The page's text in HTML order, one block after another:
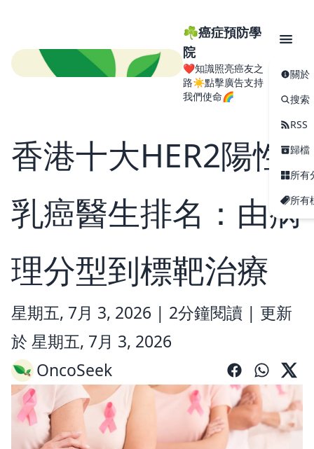
☘️癌症預防學
院
❤️知識照亮癌友之
路☀️點擊廣告支持
我們使命🌈
關於
搜索
RSS
歸檔
所有
所有
香港十大HER2陽性
乳癌醫生排名：由病
理分型到標靶治療
星期五, 7月 3, 2026 | 2分鐘閱讀 | 更新
於 星期五, 7月 3, 2026
OncoSeek